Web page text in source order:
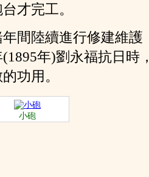
才完工。
間陸續進行修建維護
年)劉永福抗日時
功用。
小砲